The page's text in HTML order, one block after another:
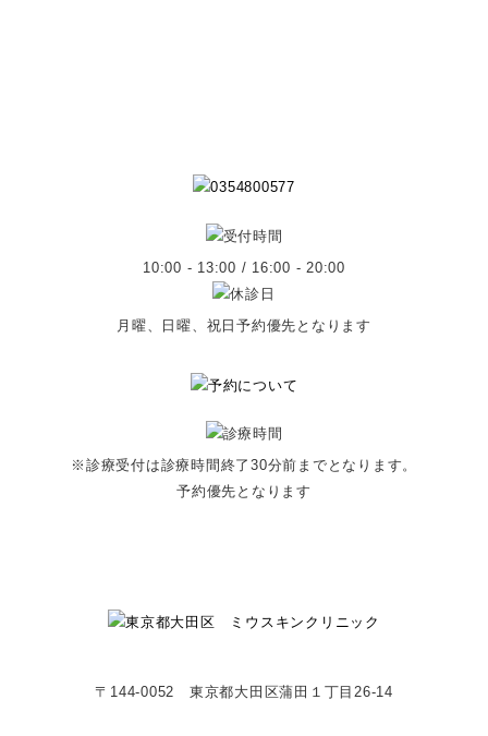
10:00 - 13:00 / 16:00 - 20:00
月曜、日曜、祝日予約優先となります
※診療受付は診療時間終了30分前までとなります。
予約優先となります
〒144-0052 東京都大田区蒲田１丁目26-14